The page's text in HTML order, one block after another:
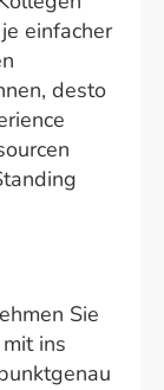
einfacher
desto
Sie
ins